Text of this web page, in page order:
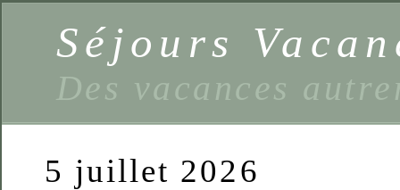
Séjours
Des vacances
5 juillet 2026